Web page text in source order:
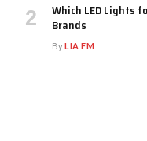
Which LED Lights
Brands
ByLIA FM